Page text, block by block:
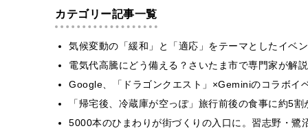
カテゴリー記事一覧
気候変動の「緩和」と「適応」をテーマとしたイベ
電気代高騰にどう備える？さいたま市で専門家が解
Google、「ドラゴンクエスト」×Geminiのコラボイ
「帰宅後、冷蔵庫が空っぽ」旅行前後の食事に約5
5000本のひまわりが街づくりの入口に。習志野・